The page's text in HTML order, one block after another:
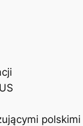
polskimi